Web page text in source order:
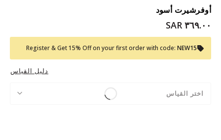
أوفرشيرت أسود
٣٦٩.٠٠ SAR
Register & Get 15% Off on your first order with code: NEW15
دليل القياس
اختر القياس